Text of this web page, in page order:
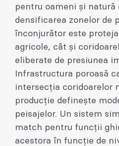
pentru oameni și
densificarea zonelor de
înconjurător este
agricole, cât și
eliberate de presiunea
Infrastructura poroasă
intersecția coridoarelor
producție definește
peisajelor. Un sistem
match pentru funcții
acestora în funcție de